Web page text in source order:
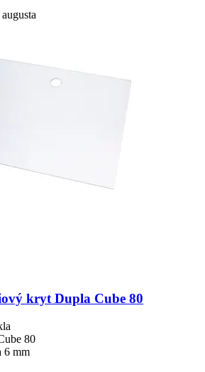
kryt Dupla Cube 80
80
6 mm